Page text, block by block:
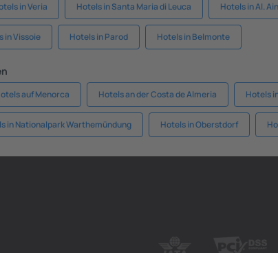
in Veria Hotels in Santa Maria di Leuca Hotels in Al. Ain
in Vissoie Hotels in Parod Hotels in Belmonte
auf Menorca Hotels an der Costa de Almeria Hotels
in Nationalpark Warthemündung Hotels in Oberstdorf